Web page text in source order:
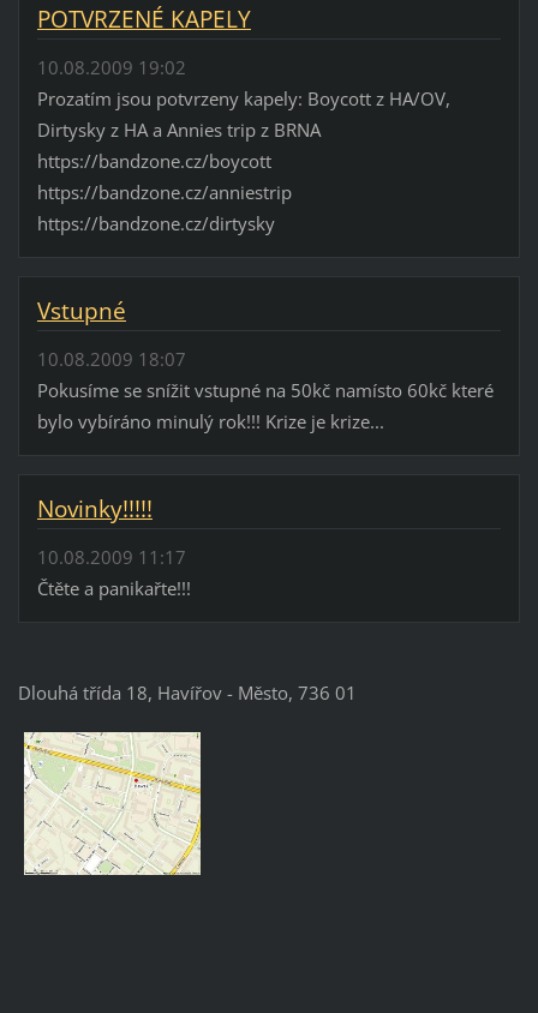
POTVRZENÉ KAPELY
10.08.2009 19:02
Prozatím jsou potvrzeny kapely: Boycott z HA/OV,
Dirtysky z HA a Annies trip z BRNA
https://bandzone.cz/boycott
https://bandzone.cz/anniestrip
https://bandzone.cz/dirtysky
Vstupné
10.08.2009 18:07
Pokusíme se snížit vstupné na 50kč namísto 60kč které
bylo vybíráno minulý rok!!! Krize je krize...
Novinky!!!!!
10.08.2009 11:17
Čtěte a panikařte!!!
Dlouhá třída 18, Havířov - Město, 736 01